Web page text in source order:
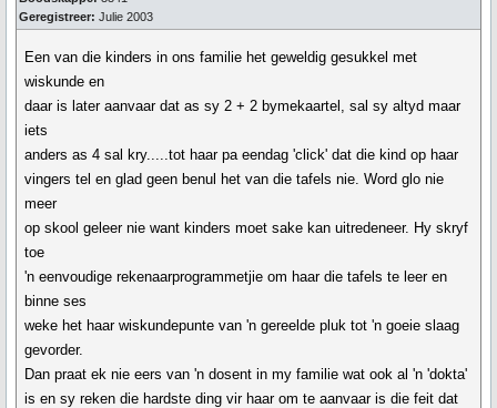
Geregistreer: Julie 2003
Een van die kinders in ons familie het geweldig gesukkel met
wiskunde en
daar is later aanvaar dat as sy 2 + 2 bymekaartel, sal sy altyd maar
iets
anders as 4 sal kry.....tot haar pa eendag 'click' dat die kind op haar
vingers tel en glad geen benul het van die tafels nie. Word glo nie
meer
op skool geleer nie want kinders moet sake kan uitredeneer. Hy skryf
toe
'n eenvoudige rekenaarprogrammetjie om haar die tafels te leer en
binne ses
weke het haar wiskundepunte van 'n gereelde pluk tot 'n goeie slaag
gevorder.
Dan praat ek nie eers van 'n dosent in my familie wat ook al 'n 'dokta'
is en sy reken die hardste ding vir haar om te aanvaar is die feit dat